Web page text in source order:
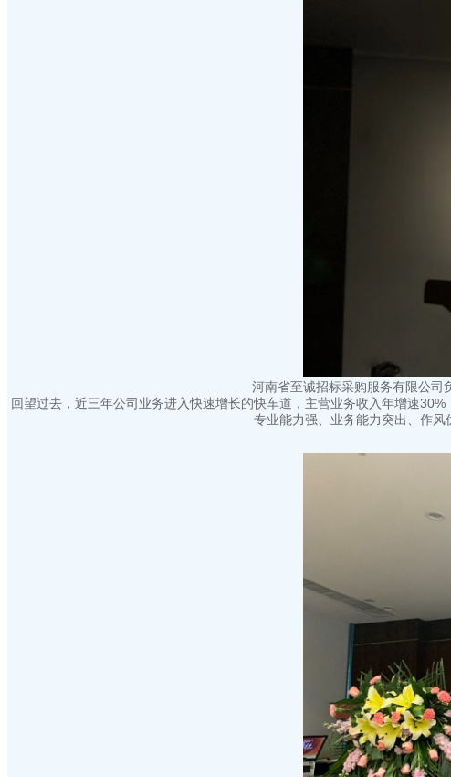
河南省至诚招标采购服务有限公司
回望过去，近三年公司业务进入快速增长的快车道，主营业务收入年增速
专业能力强、业务能力突出、作